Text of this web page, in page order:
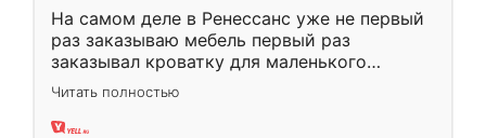
На самом деле в Ренессанс уже не первый
раз заказываю мебель первый раз
заказывал кроватку для маленького
ребёнка при его рождении ,во второй раз
заказал шкаф-купе. По качеству очень
хорошее сборка достаточно быстрая,
Читать полностью